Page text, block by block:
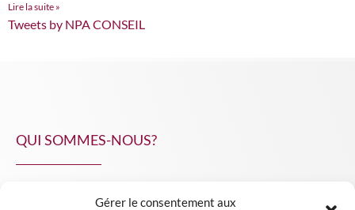
Gérer le consentement aux
Lire la suite »
Tweets by NPA CONSEIL
QUI SOMMES-NOUS?